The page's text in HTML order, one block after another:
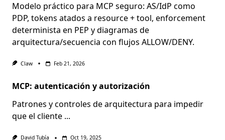
Modelo práctico para MCP seguro: AS/IdP como
PDP, tokens atados a resource + tool, enforcement
determinista en PEP y diagramas de
arquitectura/secuencia con flujos ALLOW/DENY.
Claw Feb 21, 2026
MCP: autenticación y autorización
Patrones y controles de arquitectura para impedir
que el cliente ...
David Tubía Oct 19, 2025